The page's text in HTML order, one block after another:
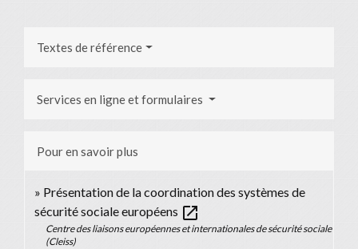
Textes de référence
Services en ligne et formulaires
Pour en savoir plus
Présentation de la coordination des systèmes de
sécurité sociale européens open_in_new
Centre des liaisons européennes et internationales de sécurité sociale
(Cleiss)